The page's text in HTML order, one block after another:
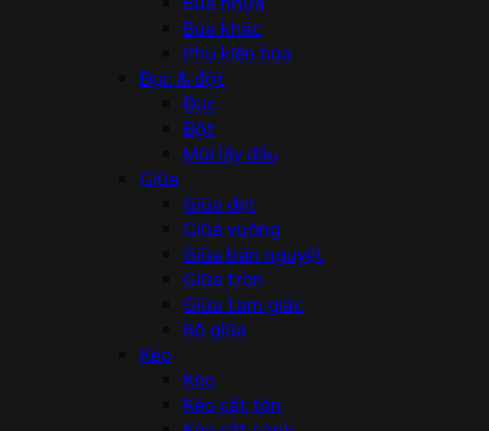
Búa khác
Phụ kiện búa
Đục & đột
Đục
Đột
Mũi lấy dấu
Giũa
Giũa dẹt
Giũa vuông
Giũa bán nguyệt
Giũa tròn
Giũa tam giác
Bộ giũa
Kéo
Kéo
Kéo cắt tôn